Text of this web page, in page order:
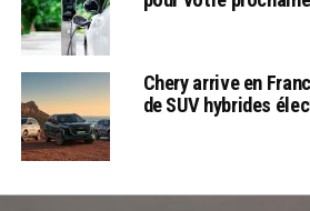
Chery arrive en
de SUV hybrides